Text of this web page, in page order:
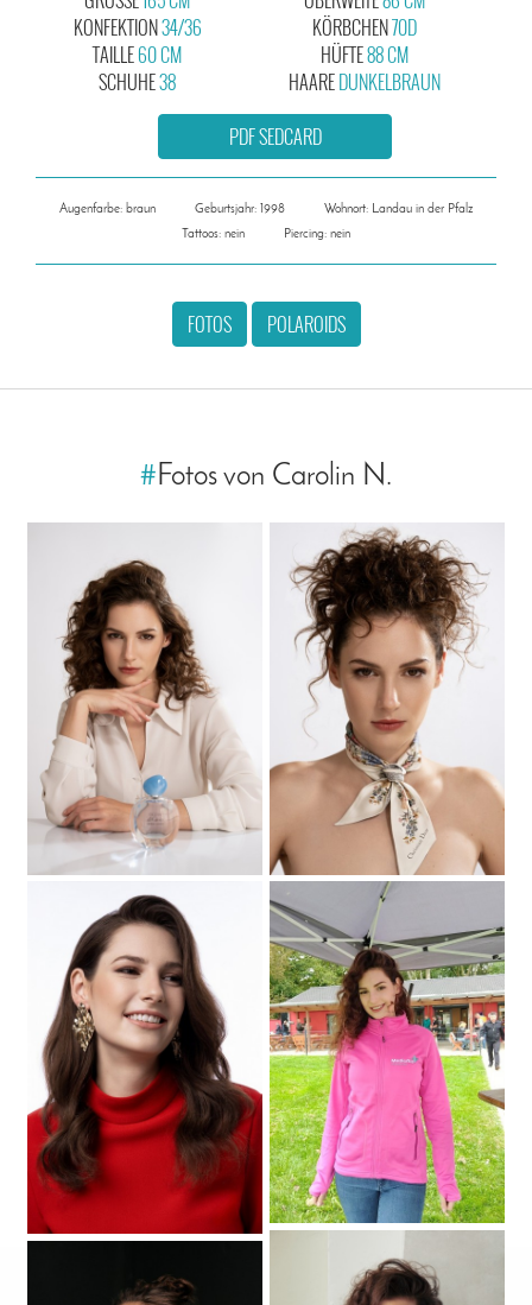
KONFEKTION34/36
KÖRBCHEN70D
TAILLE60 CM
SCHUHE38
HÜFTE88 CM
HAAREDUNKELBRAUN
PDF SEDCARD
Augenfarbe: braun Geburtsjahr: 1998
Wohnort: Landau in der Pfalz
Tattoos: nein
Piercing: nein
FOTOS POLAROIDS
#Fotos von Carolin N.